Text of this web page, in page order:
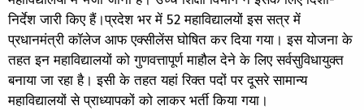
निर्देश जारी किए हैं।प्रदेश भर में 52 महाविद्यालयों इस सत्र में
प्रधानमंत्री कॉलेज आफ एक्सीलेंस घोषित कर दिया गया। इस योजना के
तहत इन महाविद्यालयों को गुणवत्तापूर्ण माहौल देने के लिए सर्वसुविधायुक्त
बनाया जा रहा है। इसी के तहत यहां रिक्त पदों पर दूसरे सामान्य
महाविद्यालयों से प्राध्यापकों को लाकर भर्ती किया गया।